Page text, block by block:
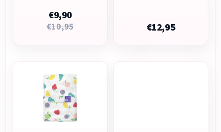
€9,90
€10,95 €12,95